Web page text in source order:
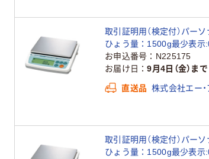
取引証明用（検定付）パー
ひょう量：1500g最少表
お申込番号
N225175
お届け日
9月4日（金）まで
直送品 株式会社エー・
取引証明用（検定付）パー
ひょう量：1500g最少表